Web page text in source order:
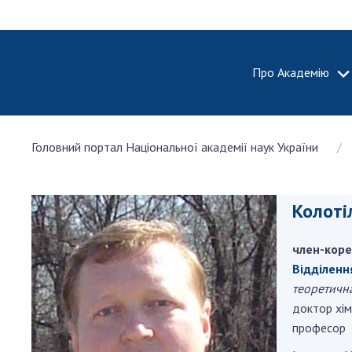
Про Академію
Про
Історія
України
та
НАН
Головний портал Національної академії наук України
член-
доктор
професор